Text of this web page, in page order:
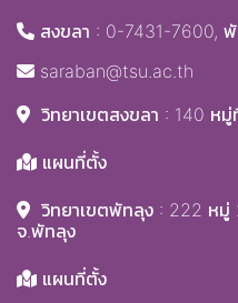
สงขลา : 0-7431-7600,
saraban@tsu.ac.th
วิทยาเขตสงขลา : 140 หมู่
แผนที่ตั้ง
วิทยาเขตพัทลุง : 222 หมู่
จ.พัทลุง
แผนที่ตั้ง